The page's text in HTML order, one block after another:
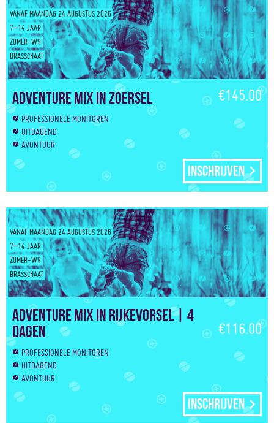
VANAF MAANDAG 24 AUGUSTUS 2026
7–14 JAAR
ZOMER-W9
BRASSCHAAT
Adventure Mix in Zoersel €145.00
PROFESSIONELE MONITOREN
UITDAGEND
AVONTUUR
Inschrijven
VANAF MAANDAG 24 AUGUSTUS 2026
7–14 JAAR
ZOMER-W9
BRASSCHAAT
Adventure Mix in Rijkevorsel | 4
dagen
€116.00
PROFESSIONELE MONITOREN
UITDAGEND
AVONTUUR
Inschrijven